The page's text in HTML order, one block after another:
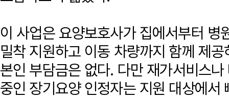
이 사업은 요양보호사가 집에서부터 병
밀착 지원하고 이동 차량까지 함께 제
본인 부담금은 없다. 다만 재가서비스
중인 장기요양 인정자는 지원 대상에서